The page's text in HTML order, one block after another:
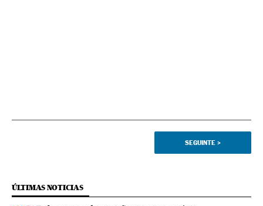
SEGUINTE >
ÚLTIMAS NOTICIAS